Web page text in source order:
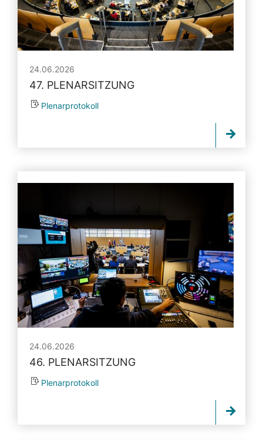
24.06.2026
47. PLENARSITZUNG
Plenarprotokoll
24.06.2026
46. PLENARSITZUNG
Plenarprotokoll